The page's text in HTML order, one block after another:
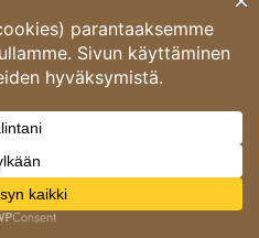
Trio g-molli. Johannes
versio. (Nauhoitettu